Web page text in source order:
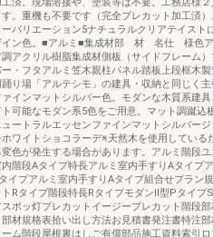
。重機も不要です（完全プレカット加工済
バリエーション5ナチュラルクリアテイスト
イン色。■アルミ■集成材部 材 名仕 様色
アクリル樹脂集成材側板（サイドフレーム）
ー・フタアルミ笠木親柱パネル踏板上段框木製
踊り場「アルテシモ」の建具・収納と同じく主
ァインマットシルバー色。モダンな木質系建具
可能なモダン系5色をご用意。マット調蹴込
ュートラルエッセンファインマットシルバージ
ホワイトショコラーデ※天然木を使用している
色が発生する場合があります。アルミ階段ユ
内階段Aタイプ特長アルミ室内手すりAタイプ
イプアルミ室内手すりAタイプ組合せプラン
Rタイプ階段特長RタイプモダンⅡ型Pタイプ
ポッ灯プレカットイージープレカット階段
材規格表拾い出し方法お見積書発注書特注部
ーム階段屋根裏はしご有償部品施工資料索引ロ